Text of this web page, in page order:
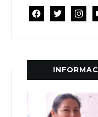
facebooktwitter